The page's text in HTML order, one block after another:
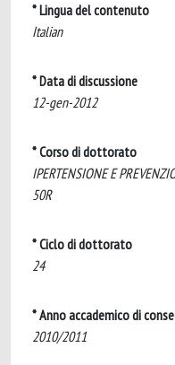
* Lingua del contenuto
Italian
* Data di discussione
12-gen-2012
* Corso di dottorato
IPERTENSIONE E
50R
* Ciclo di dottorato
24
* Anno accademico di
2010/2011